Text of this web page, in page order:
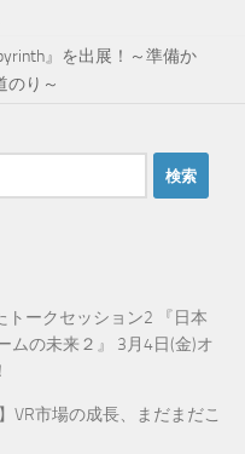
』を出展！～準備か
のり～
トークセッション2 『日本
ムの未来２』 3月4日(金)オ
VR市場の成長、まだまだこ